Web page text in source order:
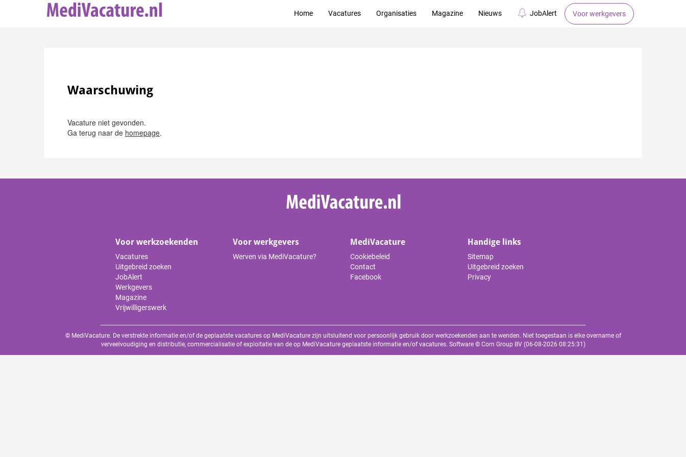
Home Vacatures Organisaties Magazine Nieuws JobAlert Voor werkgevers
Waarschuwing
Vacature niet gevonden.
Ga terug naar de homepage.
Voor werkzoekenden
Vacatures
Uitgebreid zoeken
JobAlert
Werkgevers
Magazine
Vrijwilligerswerk
Voor werkgevers
Werven via MediVacature?
MediVacature
Cookiebeleid
Contact
Facebook
Handige links
Sitemap
Uitgebreid zoeken
Privacy
© MediVacature. De verstrekte informatie en/of de geplaatste vacatures op MediVacature zijn uitsluitend voor persoonlijk gebruik door werkzoekenden aan te wenden. Niet toegestaan is elke overname of
verveelvoudiging en distributie, commercialisatie of exploitatie van de op MediVacature geplaatste informatie en/of vacatures. Software © Corn Group BV(06-08-2026 08:25:31)